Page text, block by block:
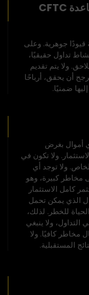
الإفصاح عن الأداء الافتراضي – قاعدة CFTC
قيودًا جوهرية. وعلى
تداول حقيقيًا،
ولا يتم تقديم
أن يحقق، أرباحًا
ضمنيًا.
أموال بغرض
ولا تكون في
ولا توجد أي
مخاطر كبيرة، وهو
كامل الاستثمار
الذي يمكن تحمل
للخطر. لذلك،
ولا ينبغي
مخاطر كافيًا. ولا
المستقبلية.